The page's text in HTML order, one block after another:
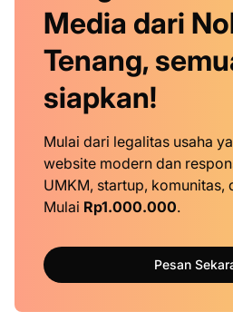
Media dari
Tenang,
siapkan!
Mulai dari legalitas usaha
website modern dan
UMKM, startup, komunitas,
Mulai Rp1.000.000.
Pesan